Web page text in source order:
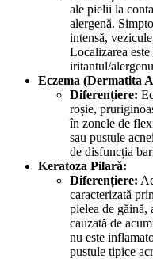
ale pielii la
alergenă.
intensă,
Localizarea
iritantul/
Eczema (Dermatita
Diferențiere:
roșie,
în zonele de
sau pustule
de disfuncția
Keratoza Pilară:
Diferențiere:
caracterizată
pielea de găină,
cauzată de
nu este
pustule tipice